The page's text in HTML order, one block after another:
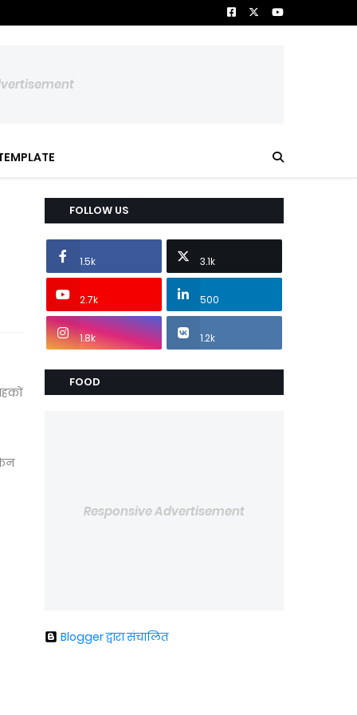
FOLLOW US
1.5k 3.1k
2.7k 500
1.8k 1.2k
FOOD
Responsive Advertisement
Blogger द्वारा संचालित